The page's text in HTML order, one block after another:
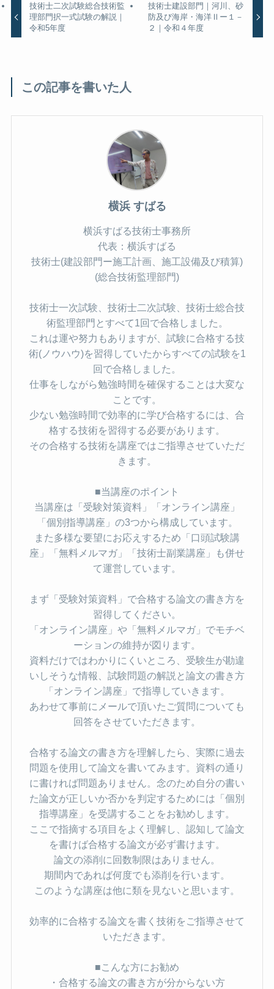
技術士二次試験総合技術監
理部門択一式試験の解説｜
令和5年度
技術士建設部門｜河川、砂
防及び海岸・海洋Ⅱー１－
２｜令和４年度
この記事を書いた人
横浜 すばる
横浜すばる技術士事務所
代表：横浜すばる
技術士(建設部門ー施工計画、施工設備及び積算)
(総合技術監理部門)
技術士一次試験、技術士二次試験、技術士総合技
術監理部門とすべて1回で合格しました。
これは運や努力もありますが、試験に合格する技
術(ノウハウ)を習得していたからすべての試験を1
回で合格しました。
仕事をしながら勉強時間を確保することは大変な
ことです。
少ない勉強時間で効率的に学び合格するには、合
格する技術を習得する必要があります。
その合格する技術を講座ではご指導させていただ
きます。
■当講座のポイント
当講座は「受験対策資料」「オンライン講座」
「個別指導講座」の3つから構成しています。
また多様な要望にお応えするため「口頭試験講
座」「無料メルマガ」「技術士副業講座」も併せ
て運営しています。
まず「受験対策資料」で合格する論文の書き方を
習得してください。
「オンライン講座」や「無料メルマガ」でモチベ
ーションの維持が図ります。
資料だけではわかりにくいところ、受験生が勘違
いしそうな情報、試験問題の解説と論文の書き方
「オンライン講座」で指導していきます。
あわせて事前にメールで頂いたご質問についても
回答をさせていただきます。
合格する論文の書き方を理解したら、実際に過去
問題を使用して論文を書いてみます。資料の通り
に書ければ問題ありません。念のため自分の書い
た論文が正しいか否かを判定するためには「個別
指導講座」を受講することをお勧めします。
ここで指摘する項目をよく理解し、認知して論文
を書けば合格する論文が必ず書けます。
論文の添削に回数制限はありません。
期間内であれば何度でも添削を行います。
このような講座は他に類を見ないと思います。
効率的に合格する論文を書く技術をご指導させて
いただきます。
■こんな方にお勧め
・合格する論文の書き方が分からない方